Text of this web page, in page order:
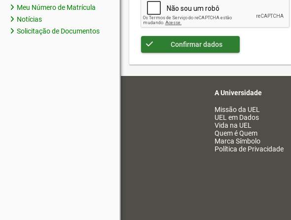
Meu Número de Matrícula
Notícias
Solicitação de Documentos
Confirmar dados
A Universidade
Missão da UEL
UEL em Dados
Vida na UEL
Quem é Quem
Marca Símbolo
Política de Privacidade